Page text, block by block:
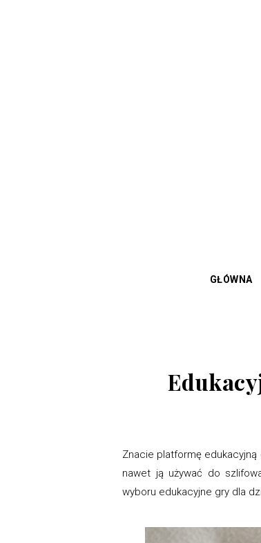
GŁÓWNA
Znacie platformę edukacyjną
nawet ją używać do
wyboru edukacyjne gry dla